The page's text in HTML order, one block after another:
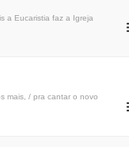
a Eucaristia faz a Igreja
mais, / pra cantar o novo